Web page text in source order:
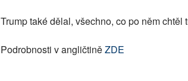
Trump také dělal, všechno, co po něm chtěl
Podrobnosti v angličtiněZDE